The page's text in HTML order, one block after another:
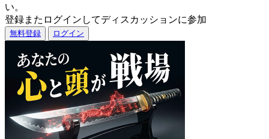
い。
登録またログインしてディスカッションに参加
無料登録 ログイン